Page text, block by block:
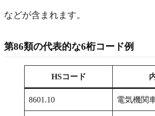
などが含まれます。
第86類の代表的な6桁コード例
HSコード
8601.10 電気機関